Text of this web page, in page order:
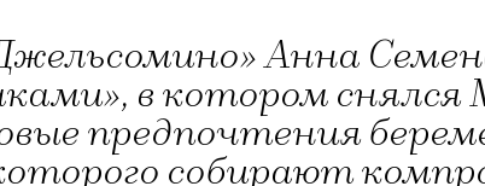
Анна
в котором
предпочтения
собирают